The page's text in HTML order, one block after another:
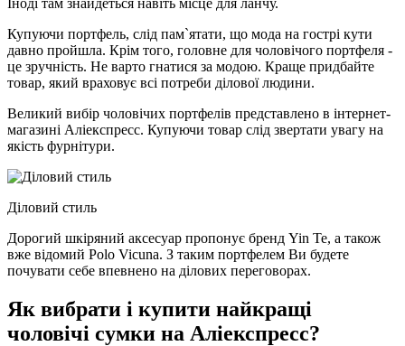
Іноді там знайдеться навіть місце для ланчу.
Купуючи портфель, слід пам`ятати, що мода на гострі кути
давно пройшла. Крім того, головне для чоловічого портфеля -
це зручність. Не варто гнатися за модою. Краще придбайте
товар, який враховує всі потреби ділової людини.
Великий вибір чоловічих портфелів представлено в інтернет-
магазині Аліекспресс. Купуючи товар слід звертати увагу на
якість фурнітури.
Діловий стиль
Дорогий шкіряний аксесуар пропонує бренд Yin Te, а також
вже відомий Polo Vicuna. З таким портфелем Ви будете
почувати себе впевнено на ділових переговорах.
Як вибрати і купити найкращі
чоловічі сумки на Аліекспресс?